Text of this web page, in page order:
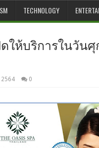
TECHNOLOGY
ให้บริการในวัน
0